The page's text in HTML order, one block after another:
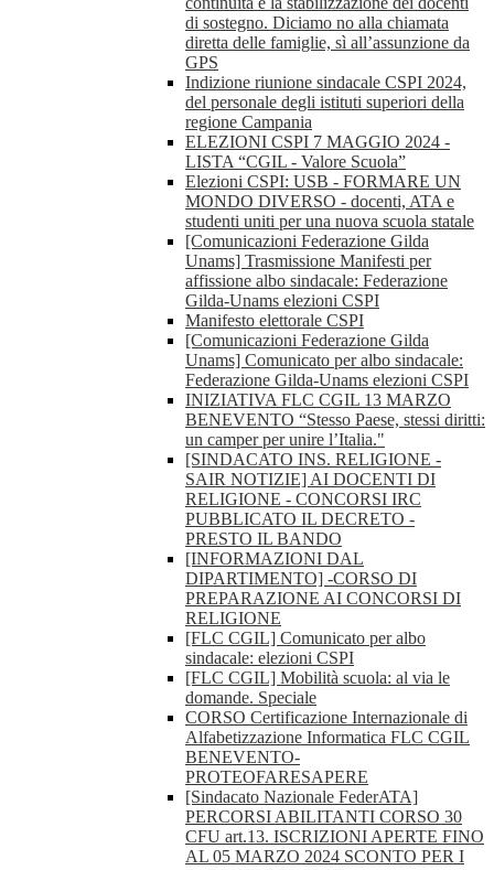
di sostegno. Diciamo no alla chiamata
diretta delle famiglie, sì all’assunzione da
GPS
Indizione riunione sindacale CSPI 2024,
del personale degli istituti superiori della
regione Campania
ELEZIONI CSPI 7 MAGGIO 2024 -
LISTA “CGIL - Valore Scuola”
Elezioni CSPI: USB - FORMARE UN
MONDO DIVERSO - docenti, ATA e
studenti uniti per una nuova scuola statale
[Comunicazioni Federazione Gilda
Unams] Trasmissione Manifesti per
affissione albo sindacale: Federazione
Gilda-Unams elezioni CSPI
Manifesto elettorale CSPI
[Comunicazioni Federazione Gilda
Unams] Comunicato per albo sindacale:
Federazione Gilda-Unams elezioni CSPI
INIZIATIVA FLC CGIL 13 MARZO
BENEVENTO “Stesso Paese, stessi diritti:
un camper per unire l’Italia."
[SINDACATO INS. RELIGIONE -
SAIR NOTIZIE] AI DOCENTI DI
RELIGIONE - CONCORSI IRC
PUBBLICATO IL DECRETO -
PRESTO IL BANDO
[INFORMAZIONI DAL
DIPARTIMENTO] -CORSO DI
PREPARAZIONE AI CONCORSI DI
RELIGIONE
[FLC CGIL] Comunicato per albo
sindacale: elezioni CSPI
[FLC CGIL] Mobilità scuola: al via le
domande. Speciale
CORSO Certificazione Internazionale di
Alfabetizzazione Informatica FLC CGIL
BENEVENTO-
PROTEOFARESAPERE
[Sindacato Nazionale FederATA]
PERCORSI ABILITANTI CORSO 30
CFU art.13. ISCRIZIONI APERTE FINO
AL 05 MARZO 2024 SCONTO PER I